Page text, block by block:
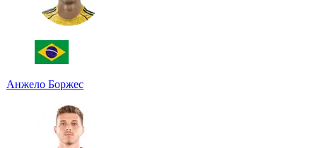
Анжело Боржес